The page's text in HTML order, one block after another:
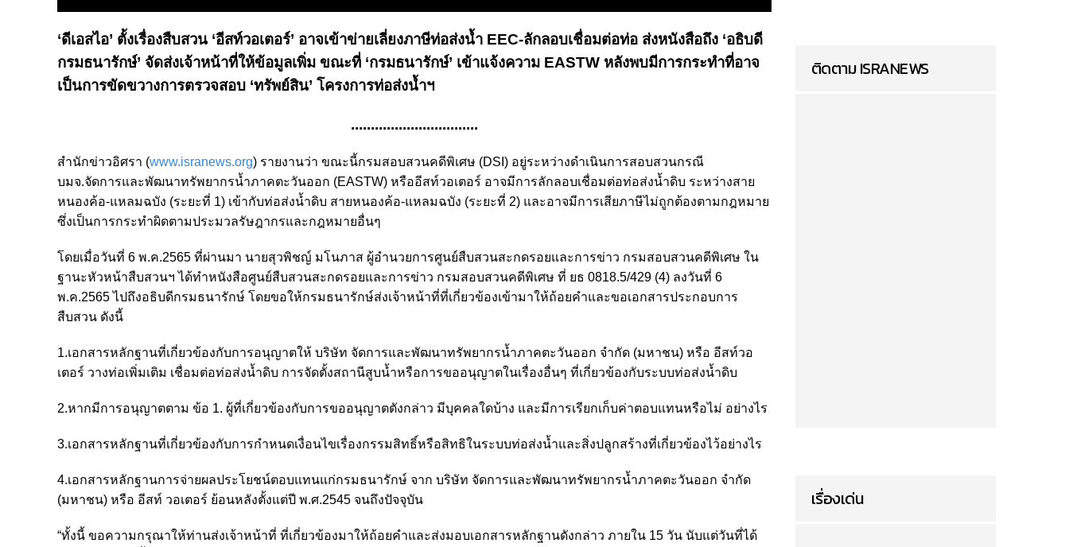
‘ดีเอสไอ’ ตั้งเรื่องสืบสวน ‘อีสท์วอเตอร์’ อาจเข้าข่ายเลี่ยงภาษีท่อส่งน้ำ EEC-ลักลอบเชื่อมต่อท่อ ส่งหนังสือถึง ‘อธิบดี
กรมธนารักษ์’ จัดส่งเจ้าหน้าที่ให้ข้อมูลเพิ่ม ขณะที่ ‘กรมธนารักษ์’ เข้าแจ้งความ EASTW หลังพบมีการกระทำที่อาจ
เป็นการขัดขวางการตรวจสอบ ‘ทรัพย์สิน’ โครงการท่อส่งน้ำฯ
................................
สำนักข่าวอิศรา (www.isranews.org) รายงานว่า ขณะนี้กรมสอบสวนคดีพิเศษ (DSI) อยู่ระหว่างดำเนินการสอบสวนกรณี
บมจ.จัดการและพัฒนาทรัพยากรน้ำภาคตะวันออก (EASTW) หรืออีสท์วอเตอร์ อาจมีการลักลอบเชื่อมต่อท่อส่งน้ำดิบ ระหว่างสาย
หนองค้อ-แหลมฉบัง (ระยะที่ 1) เข้ากับท่อส่งน้ำดิบ สายหนองค้อ-แหลมฉบัง (ระยะที่ 2) และอาจมีการเสียภาษีไม่ถูกต้องตามกฎหมาย
ซึ่งเป็นการกระทำผิดตามประมวลรัษฎากรและกฎหมายอื่นๆ
โดยเมื่อวันที่ 6 พ.ค.2565 ที่ผ่านมา นายสุวพิชญ์ มโนภาส ผู้อำนวยการศูนย์สืบสวนสะกดรอยและการข่าว กรมสอบสวนคดีพิเศษ ใน
ฐานะหัวหน้าสืบสวนฯ ได้ทำหนังสือศูนย์สืบสวนสะกดรอยและการข่าว กรมสอบสวนคดีพิเศษ ที่ ยธ 0818.5/429 (4) ลงวันที่ 6
พ.ค.2565 ไปถึงอธิบดีกรมธนารักษ์ โดยขอให้กรมธนารักษ์ส่งเจ้าหน้าที่ที่เกี่ยวข้องเข้ามาให้ถ้อยคำและขอเอกสารประกอบการ
สืบสวน ดังนี้
1.เอกสารหลักฐานที่เกี่ยวข้องกับการอนุญาตให้ บริษัท จัดการและพัฒนาทรัพยากรน้ำภาคตะวันออก จำกัด (มหาชน) หรือ อีสท์วอ
เตอร์ วางท่อเพิ่มเติม เชื่อมต่อท่อส่งน้ำดิบ การจัดตั้งสถานีสูบน้ำหรือการขออนุญาตในเรื่องอื่นๆ ที่เกี่ยวข้องกับระบบท่อส่งน้ำดิบ
2.หากมีการอนุญาตตาม ข้อ 1. ผู้ที่เกี่ยวข้องกับการขออนุญาตตังกล่าว มีบุคคลใดบ้าง และมีการเรียกเก็บค่าตอบแทนหรือไม่ อย่างไร
3.เอกสารหลักฐานที่เกี่ยวข้องกับการกำหนดเงื่อนไขเรื่องกรรมสิทธิ์หรือสิทธิในระบบท่อส่งน้ำและสิ่งปลูกสร้างที่เกี่ยวข้องไว้อย่างไร
4.เอกสารหลักฐานการจ่ายผลประโยชน์ตอบแทนแก่กรมธนารักษ์ จาก บริษัท จัดการและพัฒนาทรัพยากรน้ำภาคตะวันออก จำกัด
(มหาชน) หรือ อีสท์ วอเตอร์ ย้อนหลังตั้งแต่ปี พ.ศ.2545 จนถึงปัจจุบัน
“ทั้งนี้ ขอความกรุณาให้ท่านส่งเจ้าหน้าที่ ที่เกี่ยวข้องมาให้ถ้อยคำและส่งมอบเอกสารหลักฐานดังกล่าว ภายใน 15 วัน นับแต่วันที่ได้
ติดตาม ISRANEWS
เรื่องเด่น